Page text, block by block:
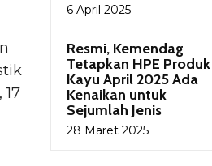
6 April 2025
Resmi, Kemendag
Tetapkan HPE Produk
Kayu April 2025 Ada
Kenaikan untuk
Sejumlah Jenis
28 Maret 2025